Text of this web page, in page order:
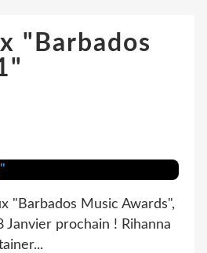
"Barbados
"Barbados Music Awards",
prochain ! Rihanna